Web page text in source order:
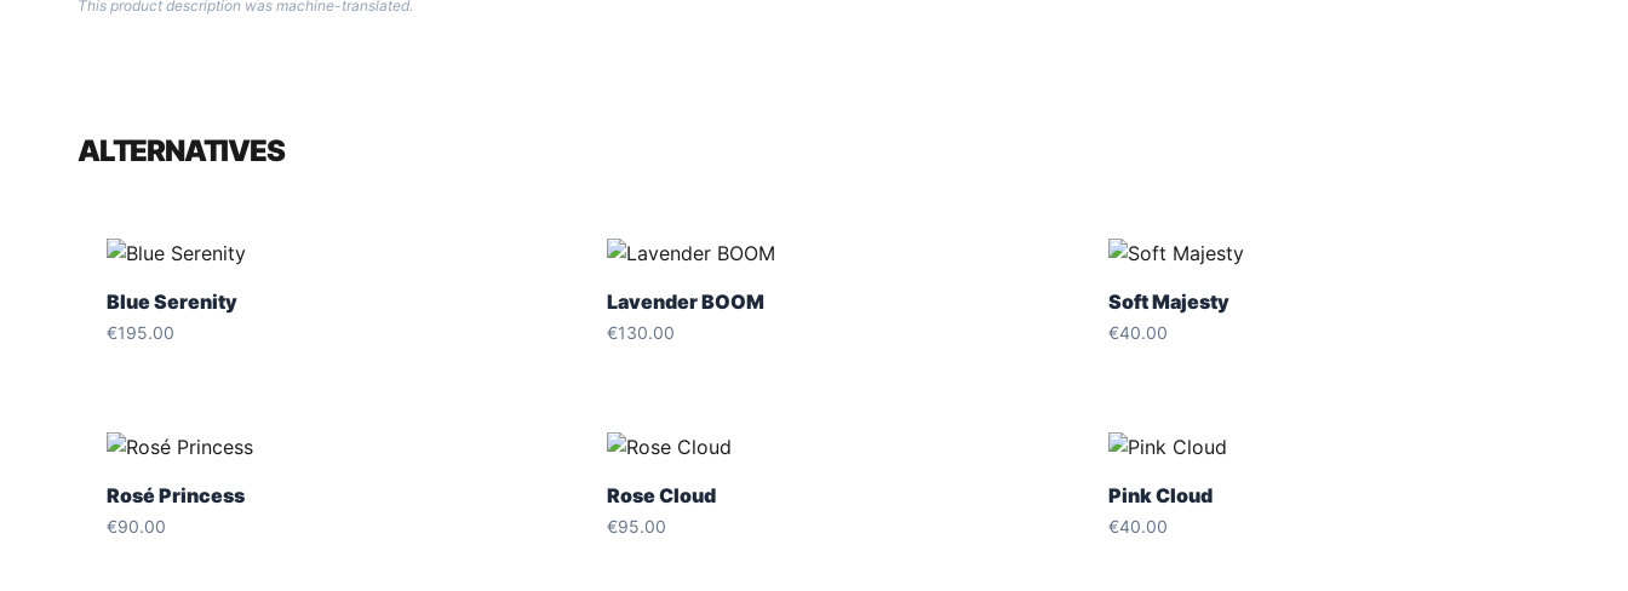
This product description was machine-translated.
ALTERNATIVES
Blue Serenity
€195.00
Lavender BOOM
€130.00
Soft Majesty
€40.00
Rosé Princess
€90.00
Rose Cloud
€95.00
Pink Cloud
€40.00